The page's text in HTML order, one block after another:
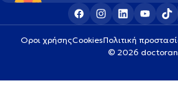
Οροι χρήσηςCookiesΠολιτική
© 2026